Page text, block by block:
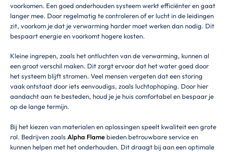
voorkomen. Een goed onderhouden systeem werkt efficiënter en gaat
langer mee. Door regelmatig te controleren of er lucht in de leidingen
zit, voorkom je dat je verwarming harder moet werken dan nodig. Dit
bespaart energie en voorkomt hogere kosten.
Kleine ingrepen, zoals het ontluchten van de verwarming, kunnen al
een groot verschil maken. Dit zorgt ervoor dat het water goed door
het systeem blijft stromen. Veel mensen vergeten dat een storing
vaak ontstaat door iets eenvoudigs, zoals luchtophoping. Door hier
aandacht aan te besteden, houd je je huis comfortabel en bespaar je
op de lange termijn.
Bij het kiezen van materialen en oplossingen speelt kwaliteit een grote
rol. Bedrijven zoals Alpha Flamebieden betrouwbare service en
kunnen helpen met het onderhouden. Dit draagt bij aan een optimale